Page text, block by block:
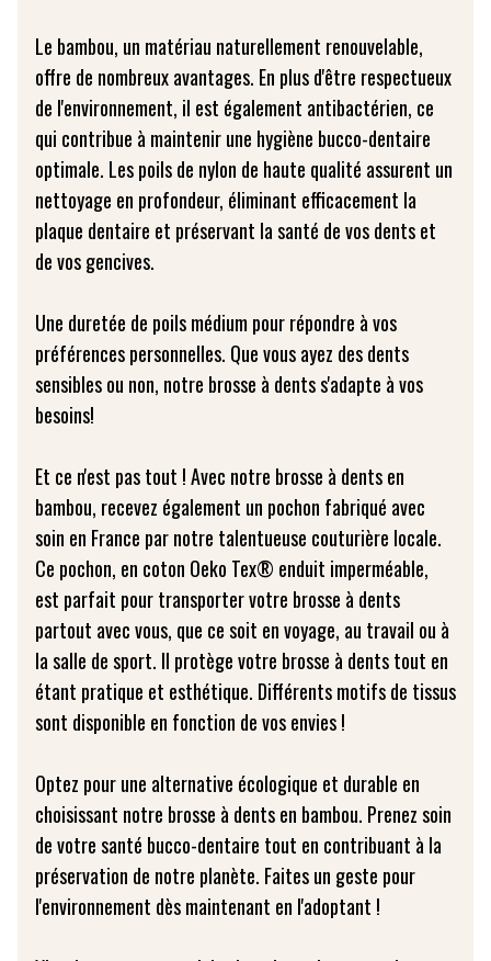
Le bambou, un matériau naturellement renouvelable,
offre de nombreux avantages. En plus d'être respectueux
de l'environnement, il est également antibactérien, ce
qui contribue à maintenir une hygiène bucco-dentaire
optimale. Les poils de nylon de haute qualité assurent un
nettoyage en profondeur, éliminant efficacement la
plaque dentaire et préservant la santé de vos dents et
de vos gencives.
Une duretée de poils médium pour répondre à vos
préférences personnelles. Que vous ayez des dents
sensibles ou non, notre brosse à dents s'adapte à vos
besoins!
Et ce n'est pas tout ! Avec notre brosse à dents en
bambou, recevez également un pochon fabriqué avec
soin en France par notre talentueuse couturière locale.
Ce pochon, en coton Oeko Tex® enduit imperméable,
est parfait pour transporter votre brosse à dents
partout avec vous, que ce soit en voyage, au travail ou à
la salle de sport. Il protège votre brosse à dents tout en
étant pratique et esthétique. Différents motifs de tissus
sont disponible en fonction de vos envies !
Optez pour une alternative écologique et durable en
choisissant notre brosse à dents en bambou. Prenez soin
de votre santé bucco-dentaire tout en contribuant à la
préservation de notre planète. Faites un geste pour
l'environnement dès maintenant en l'adoptant !